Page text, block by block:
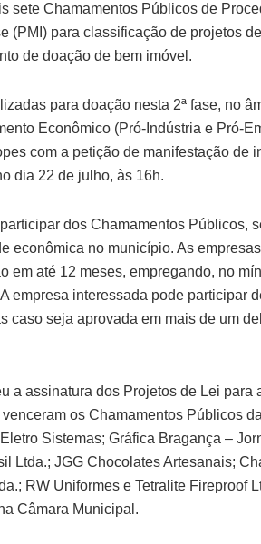
sete Chamamentos Públicos de
(PMI) para classificação de projetos
de doação de bem imóvel.
para doação nesta 2ª fase, no
Econômico (Pró-Indústria e Pró-
com a petição de manifestação de
dia 22 de julho, às 16h.
dos Chamamentos Públicos,
econômica no município. As
em até 12 meses, empregando, no
empresa interessada pode participar
caso seja aprovada em mais de um
a assinatura dos Projetos de Lei para
os Chamamentos Públicos
Sistemas; Gráfica Bragança –
Ltda.; JGG Chocolates Artesanais;
RW Uniformes e Tetralite Fireproof
Câmara Municipal.